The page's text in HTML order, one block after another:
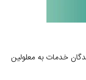
خدمات به معلولین